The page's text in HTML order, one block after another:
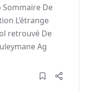
Sommaire De
L’étrange
retrouvé De
Ag